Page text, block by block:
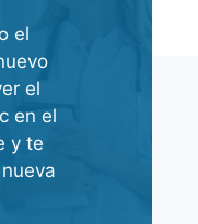
el
el
en el
y te